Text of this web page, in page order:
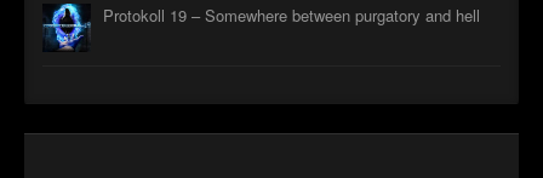
Protokoll 19 – Somewhere between purgatory and hell